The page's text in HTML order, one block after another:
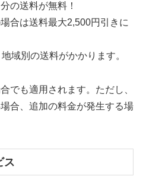
の送料が無料！
合は送料最大2,500円引きに
域別の送料がかかります。
でも適用されます。ただし、
合、追加の料金が発生する場
ス